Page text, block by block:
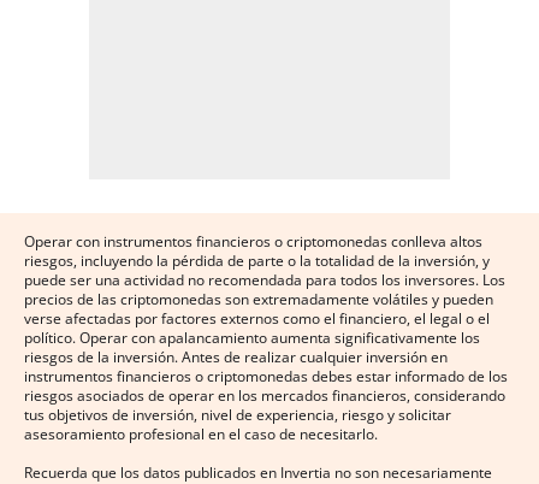
Operar con instrumentos financieros o criptomonedas conlleva altos
riesgos, incluyendo la pérdida de parte o la totalidad de la inversión, y
puede ser una actividad no recomendada para todos los inversores. Los
precios de las criptomonedas son extremadamente volátiles y pueden
verse afectadas por factores externos como el financiero, el legal o el
político. Operar con apalancamiento aumenta significativamente los
riesgos de la inversión. Antes de realizar cualquier inversión en
instrumentos financieros o criptomonedas debes estar informado de los
riesgos asociados de operar en los mercados financieros, considerando
tus objetivos de inversión, nivel de experiencia, riesgo y solicitar
asesoramiento profesional en el caso de necesitarlo.
Recuerda que los datos publicados en Invertia no son necesariamente